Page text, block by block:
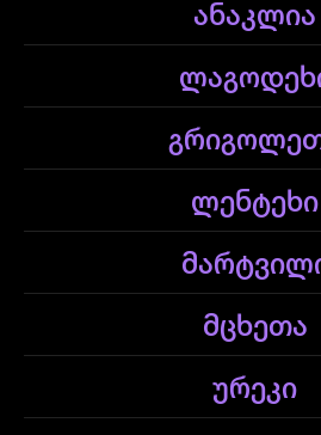
ანაკლია
ლენტეხი
მცხეთა
ურეკი